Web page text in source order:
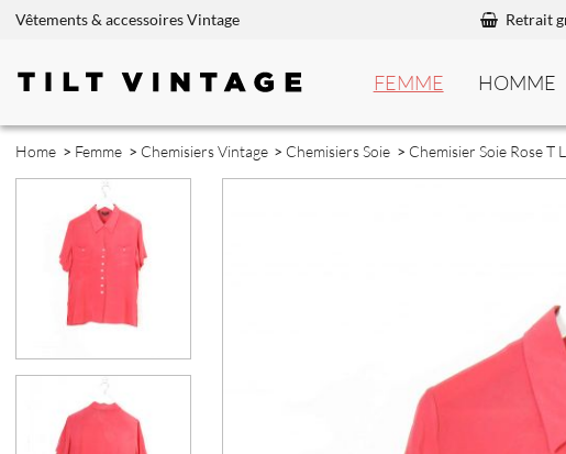
Vêtements & accessoires Vintage Retrait
FEMME HOMME
Home > Femme > Chemisiers Vintage > Chemisiers Soie > Chemisier Soie Rose T L